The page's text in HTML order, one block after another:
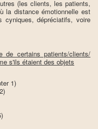
(les clients, les patients,
la distance émotionnelle est
cyniques, dépréciatifs, voire
certains patients/clients/
s'ils étaient des objets
1)